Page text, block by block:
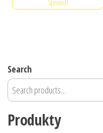
Sprawdź
Search
Produkty